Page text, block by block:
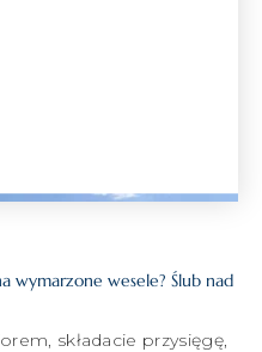
wymarzone wesele? Ślub nad
składacie przysięgę,